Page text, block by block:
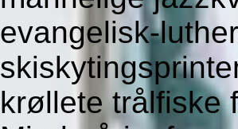
evangelisk-
krøllete trålfiske